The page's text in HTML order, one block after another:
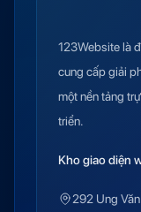
123Website là
cung cấp giải
một nền tảng
triển.
Kho giao diện
292 Ung